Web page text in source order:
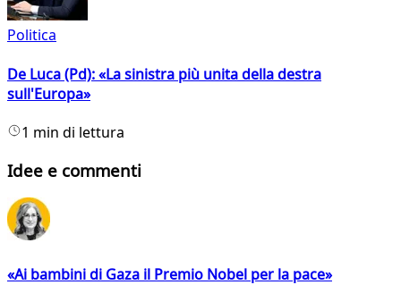
Politica
De Luca (Pd): «La sinistra più unita della destra
sull'Europa»
1 min di lettura
Idee e commenti
«Ai bambini di Gaza il Premio Nobel per la pace»